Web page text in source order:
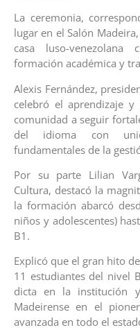
La ceremonia,
lugar en el Salón
casa luso-
formación académica y
Alexis Fernández,
celebró el aprendizaje
comunidad a seguir
del idioma con
fundamentales de la
Por su parte Lilian
Cultura, destacó la
la formación abarcó
niños y adolescentes)
B1.
Explicó que el gran hito
11 estudiantes del nivel
dicta en la institución
Madeirense en el
avanzada en todo el